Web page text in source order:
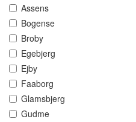
Assens
Bogense
Broby
Egebjerg
Ejby
Faaborg
Glamsbjerg
Gudme